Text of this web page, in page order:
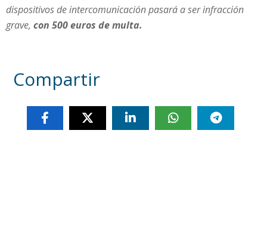
dispositivos de intercomunicación pasará a ser infracción
grave, con 500 euros de multa.
Compartir